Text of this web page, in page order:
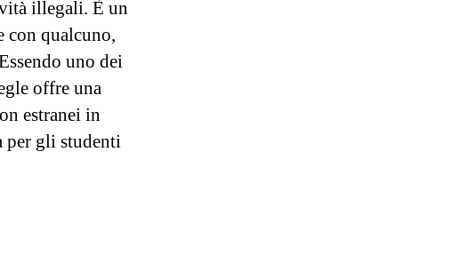
illegali. È un
con qualcuno,
uno dei
offre una
estranei in
per gli studenti